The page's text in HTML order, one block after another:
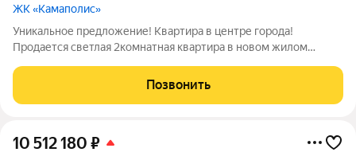
ЖК «Камаполис»
Уникальное предложение! Квартира в центре города!
Продается светлая 2комнатная квартира в новом жилом
Инфраструктура:Район с развитой городской
инфраструктурой: Магазины, аптеки, поликлиники и сервисы
Позвонить
10 512 180 ₽